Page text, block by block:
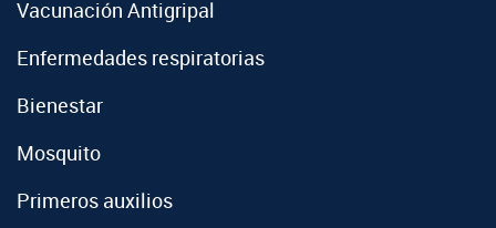
Vacunación Antigripal
Enfermedades respiratorias
Bienestar
Mosquito
Primeros auxilios